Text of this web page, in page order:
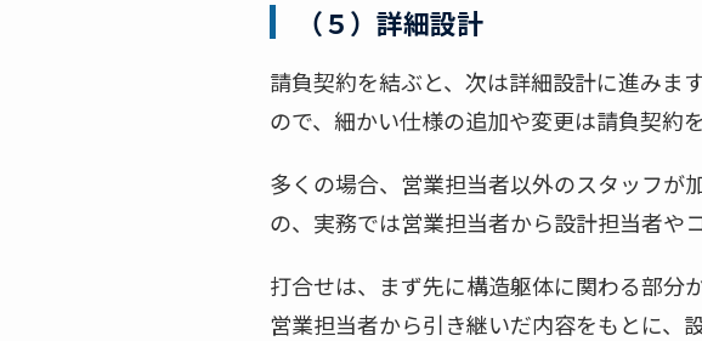
（５）詳細設計
請負契約を結ぶと、次は詳細設計に進みま
ので、細かい仕様の追加や変更は請負契約
多くの場合、営業担当者以外のスタッフが
の、実務では営業担当者から設計担当者や
打合せは、まず先に構造躯体に関わる部分
営業担当者から引き継いだ内容をもとに、